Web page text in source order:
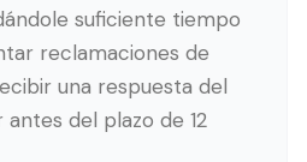
suficiente tiempo
reclamaciones de
una respuesta del
del plazo de 12